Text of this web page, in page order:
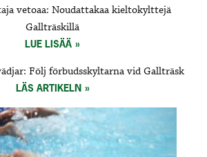
vetoaa: Noudattakaa kieltokylttejä
Gallträskillä
LUE LISÄÄ
Följ förbudsskyltarna vid Gallträsk
LÄS ARTIKELN